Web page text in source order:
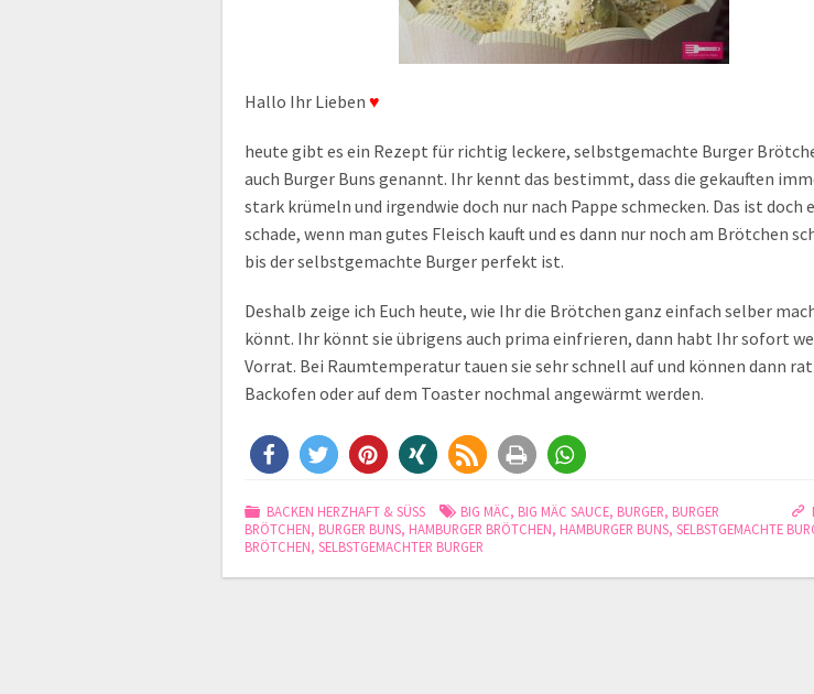
Hallo Ihr Lieben ♥
heute gibt es ein Rezept für richtig leckere, selbstgemachte Burger
auch Burger Buns genannt. Ihr kennt das bestimmt, dass die gekauften
stark krümeln und irgendwie doch nur nach Pappe schmecken. Das ist doch
schade, wenn man gutes Fleisch kauft und es dann nur noch am Brötchen
bis der selbstgemachte Burger perfekt ist.
Deshalb zeige ich Euch heute, wie Ihr die Brötchen ganz einfach selber
könnt. Ihr könnt sie übrigens auch prima einfrieren, dann habt Ihr sofort
Vorrat. Bei Raumtemperatur tauen sie sehr schnell auf und können dann
Backofen oder auf dem Toaster nochmal angewärmt werden.
BACKEN HERZHAFT & SÜSS BIG MÄC, BIG MÄC SAUCE, BURGER, BURGER
BRÖTCHEN, BURGER BUNS, HAMBURGER BRÖTCHEN, HAMBURGER BUNS, SELBSTGEMACHTE
BRÖTCHEN, SELBSTGEMACHTER BURGER